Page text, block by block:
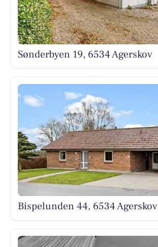
Sønderbyen 19, 6534 Agerskov
Bispelunden 44, 6534 Agerskov